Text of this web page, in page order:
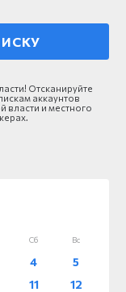
Отсканируйте
аккаунтов
власти и местного
Сб Вс
4
5
11
12